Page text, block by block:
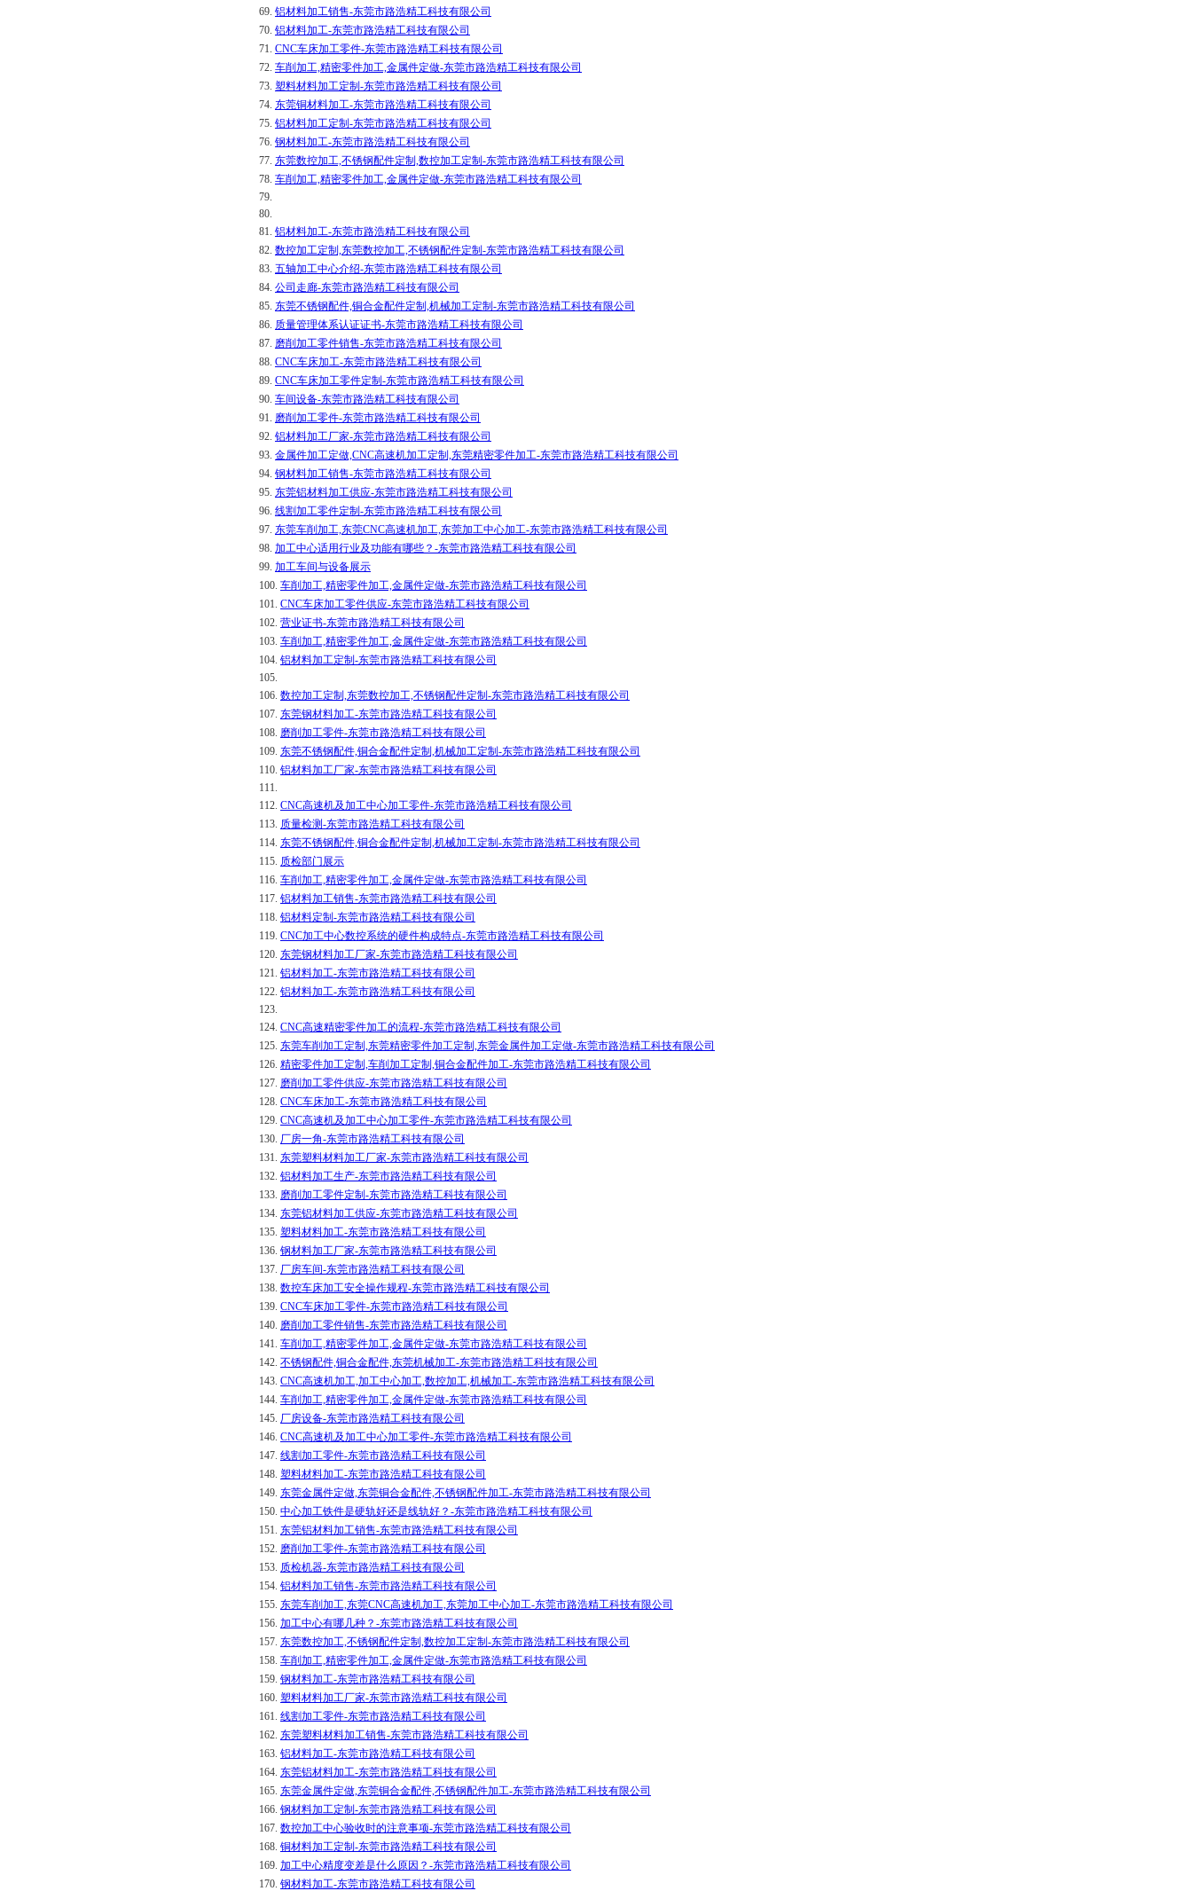
69. 铝材料加工销售-东莞市路浩精工科技有限公司
70. 铝材料加工-东莞市路浩精工科技有限公司
71. CNC车床加工零件-东莞市路浩精工科技有限公司
72. 车削加工,精密零件加工,金属件定做-东莞市路浩精工科技有限公司
73. 塑料材料加工定制-东莞市路浩精工科技有限公司
74. 东莞铜材料加工-东莞市路浩精工科技有限公司
75. 铝材料加工定制-东莞市路浩精工科技有限公司
76. 钢材料加工-东莞市路浩精工科技有限公司
77. 东莞数控加工,不锈钢配件定制,数控加工定制-东莞市路浩精工科技有限公司
78. 车削加工,精密零件加工,金属件定做-东莞市路浩精工科技有限公司
79.
80.
81. 铝材料加工-东莞市路浩精工科技有限公司
82. 数控加工定制,东莞数控加工,不锈钢配件定制-东莞市路浩精工科技有限公司
83. 五轴加工中心介绍-东莞市路浩精工科技有限公司
84. 公司走廊-东莞市路浩精工科技有限公司
85. 东莞不锈钢配件,铜合金配件定制,机械加工定制-东莞市路浩精工科技有限公司
86. 质量管理体系认证证书-东莞市路浩精工科技有限公司
87. 磨削加工零件销售-东莞市路浩精工科技有限公司
88. CNC车床加工-东莞市路浩精工科技有限公司
89. CNC车床加工零件定制-东莞市路浩精工科技有限公司
90. 车间设备-东莞市路浩精工科技有限公司
91. 磨削加工零件-东莞市路浩精工科技有限公司
92. 铝材料加工厂家-东莞市路浩精工科技有限公司
93. 金属件加工定做,CNC高速机加工定制,东莞精密零件加工-东莞市路浩精工科技有限公司
94. 钢材料加工销售-东莞市路浩精工科技有限公司
95. 东莞铝材料加工供应-东莞市路浩精工科技有限公司
96. 线割加工零件定制-东莞市路浩精工科技有限公司
97. 东莞车削加工,东莞CNC高速机加工,东莞加工中心加工-东莞市路浩精工科技有限公司
98. 加工中心适用行业及功能有哪些？-东莞市路浩精工科技有限公司
99. 加工车间与设备展示
100. 车削加工,精密零件加工,金属件定做-东莞市路浩精工科技有限公司
101. CNC车床加工零件供应-东莞市路浩精工科技有限公司
102. 营业证书-东莞市路浩精工科技有限公司
103. 车削加工,精密零件加工,金属件定做-东莞市路浩精工科技有限公司
104. 铝材料加工定制-东莞市路浩精工科技有限公司
105.
106. 数控加工定制,东莞数控加工,不锈钢配件定制-东莞市路浩精工科技有限公司
107. 东莞钢材料加工-东莞市路浩精工科技有限公司
108. 磨削加工零件-东莞市路浩精工科技有限公司
109. 东莞不锈钢配件,铜合金配件定制,机械加工定制-东莞市路浩精工科技有限公司
110. 铝材料加工厂家-东莞市路浩精工科技有限公司
111.
112. CNC高速机及加工中心加工零件-东莞市路浩精工科技有限公司
113. 质量检测-东莞市路浩精工科技有限公司
114. 东莞不锈钢配件,铜合金配件定制,机械加工定制-东莞市路浩精工科技有限公司
115. 质检部门展示
116. 车削加工,精密零件加工,金属件定做-东莞市路浩精工科技有限公司
117. 铝材料加工销售-东莞市路浩精工科技有限公司
118. 铝材料定制-东莞市路浩精工科技有限公司
119. CNC加工中心数控系统的硬件构成特点-东莞市路浩精工科技有限公司
120. 东莞钢材料加工厂家-东莞市路浩精工科技有限公司
121. 铝材料加工-东莞市路浩精工科技有限公司
122. 铝材料加工-东莞市路浩精工科技有限公司
123.
124. CNC高速精密零件加工的流程-东莞市路浩精工科技有限公司
125. 东莞车削加工定制,东莞精密零件加工定制,东莞金属件加工定做-东莞市路浩精工科技有限公司
126. 精密零件加工定制,车削加工定制,铜合金配件加工-东莞市路浩精工科技有限公司
127. 磨削加工零件供应-东莞市路浩精工科技有限公司
128. CNC车床加工-东莞市路浩精工科技有限公司
129. CNC高速机及加工中心加工零件-东莞市路浩精工科技有限公司
130. 厂房一角-东莞市路浩精工科技有限公司
131. 东莞塑料材料加工厂家-东莞市路浩精工科技有限公司
132. 铝材料加工生产-东莞市路浩精工科技有限公司
133. 磨削加工零件定制-东莞市路浩精工科技有限公司
134. 东莞铝材料加工供应-东莞市路浩精工科技有限公司
135. 塑料材料加工-东莞市路浩精工科技有限公司
136. 钢材料加工厂家-东莞市路浩精工科技有限公司
137. 厂房车间-东莞市路浩精工科技有限公司
138. 数控车床加工安全操作规程-东莞市路浩精工科技有限公司
139. CNC车床加工零件-东莞市路浩精工科技有限公司
140. 磨削加工零件销售-东莞市路浩精工科技有限公司
141. 车削加工,精密零件加工,金属件定做-东莞市路浩精工科技有限公司
142. 不锈钢配件,铜合金配件,东莞机械加工-东莞市路浩精工科技有限公司
143. CNC高速机加工,加工中心加工,数控加工,机械加工-东莞市路浩精工科技有限公司
144. 车削加工,精密零件加工,金属件定做-东莞市路浩精工科技有限公司
145. 厂房设备-东莞市路浩精工科技有限公司
146. CNC高速机及加工中心加工零件-东莞市路浩精工科技有限公司
147. 线割加工零件-东莞市路浩精工科技有限公司
148. 塑料材料加工-东莞市路浩精工科技有限公司
149. 东莞金属件定做,东莞铜合金配件,不锈钢配件加工-东莞市路浩精工科技有限公司
150. 中心加工铁件是硬轨好还是线轨好？-东莞市路浩精工科技有限公司
151. 东莞铝材料加工销售-东莞市路浩精工科技有限公司
152. 磨削加工零件-东莞市路浩精工科技有限公司
153. 质检机器-东莞市路浩精工科技有限公司
154. 铝材料加工销售-东莞市路浩精工科技有限公司
155. 东莞车削加工,东莞CNC高速机加工,东莞加工中心加工-东莞市路浩精工科技有限公司
156. 加工中心有哪几种？-东莞市路浩精工科技有限公司
157. 东莞数控加工,不锈钢配件定制,数控加工定制-东莞市路浩精工科技有限公司
158. 车削加工,精密零件加工,金属件定做-东莞市路浩精工科技有限公司
159. 钢材料加工-东莞市路浩精工科技有限公司
160. 塑料材料加工厂家-东莞市路浩精工科技有限公司
161. 线割加工零件-东莞市路浩精工科技有限公司
162. 东莞塑料材料加工销售-东莞市路浩精工科技有限公司
163. 铝材料加工-东莞市路浩精工科技有限公司
164. 东莞铝材料加工-东莞市路浩精工科技有限公司
165. 东莞金属件定做,东莞铜合金配件,不锈钢配件加工-东莞市路浩精工科技有限公司
166. 钢材料加工定制-东莞市路浩精工科技有限公司
167. 数控加工中心验收时的注意事项-东莞市路浩精工科技有限公司
168. 铜材料加工定制-东莞市路浩精工科技有限公司
169. 加工中心精度变差是什么原因？-东莞市路浩精工科技有限公司
170. 钢材料加工-东莞市路浩精工科技有限公司